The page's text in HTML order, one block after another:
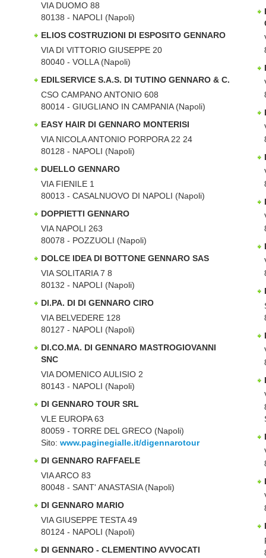
VIA DUOMO 88
80138 - NAPOLI (Napoli)
ELIOS COSTRUZIONI DI ESPOSITO GENNARO
VIA DI VITTORIO GIUSEPPE 20
80040 - VOLLA (Napoli)
EDILSERVICE S.A.S. DI TUTINO GENNARO & C.
CSO CAMPANO ANTONIO 608
80014 - GIUGLIANO IN CAMPANIA (Napoli)
EASY HAIR DI GENNARO MONTERISI
VIA NICOLA ANTONIO PORPORA 22 24
80128 - NAPOLI (Napoli)
DUELLO GENNARO
VIA FIENILE 1
80013 - CASALNUOVO DI NAPOLI (Napoli)
DOPPIETTI GENNARO
VIA NAPOLI 263
80078 - POZZUOLI (Napoli)
DOLCE IDEA DI BOTTONE GENNARO SAS
VIA SOLITARIA 7 8
80132 - NAPOLI (Napoli)
DI.PA. DI DI GENNARO CIRO
VIA BELVEDERE 128
80127 - NAPOLI (Napoli)
DI.CO.MA. DI GENNARO MASTROGIOVANNI
SNC
VIA DOMENICO AULISIO 2
80143 - NAPOLI (Napoli)
DI GENNARO TOUR SRL
VLE EUROPA 63
80059 - TORRE DEL GRECO (Napoli)
Sito: www.paginegialle.it/digennarotour
DI GENNARO RAFFAELE
VIA ARCO 83
80048 - SANT' ANASTASIA (Napoli)
DI GENNARO MARIO
VIA GIUSEPPE TESTA 49
80124 - NAPOLI (Napoli)
DI GENNARO - CLEMENTINO AVVOCATI